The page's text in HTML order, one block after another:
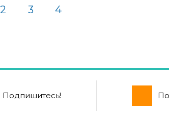
2 3 4
Подпишитесь!